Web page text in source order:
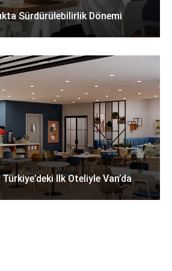
Sürdürülebilirlik Dönemi
Ilk Oteliyle Van’da